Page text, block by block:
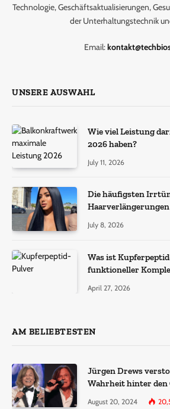
Technologie, Geschäftsaktualisierungen,
der Unterhaltungstechnik
Email:
UNSERE AUSWAHL
Wie viel Leistung
2026 haben?
July 11, 2026
Die häufigsten
Haarverlängerungen
July 8, 2026
Was ist
funktioneller
April 27, 2026
AM BELIEBTESTEN
Jürgen Drews
Wahrheit hinter den
August 20, 2024